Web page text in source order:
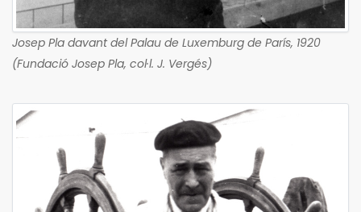
Josep Pla davant del Palau de Luxemburg de París, 1920
(Fundació Josep Pla, col·l. J. Vergés)